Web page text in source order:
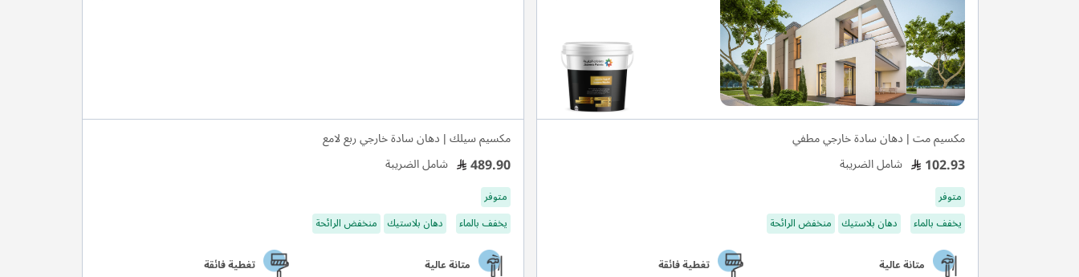
مكسيم مت | دهان سادة خارجي مطفي
102.93 شامل الضريبة
متوفر
يخفف بالماء
دهان بلاستيك منخفض الرائحة
متانة عالية تغطية فائقة
مكسيم سيلك | دهان سادة خارجي ربع لامع
489.90 شامل الضريبة
متوفر
يخفف بالماء
دهان بلاستيك منخفض الرائحة
متانة عالية تغطية فائقة